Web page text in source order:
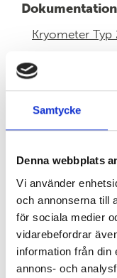
Samtycke
Denna webbplats
Vi använder
och annonserna till
för sociala medier
vidarebefordrar
information från din
annons- och
Dokumentation
Kryometer Typ